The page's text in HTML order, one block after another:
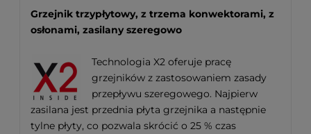
Grzejnik trzypłytowy, z trzema konwektorami, z
osłonami, zasilany szeregowo
Technologia X2 oferuje pracę
grzejników z zastosowaniem zasady
przepływu szeregowego. Najpierw
zasilana jest przednia płyta grzejnika a następnie
tylne płyty, co pozwala skrócić o 25 % czas